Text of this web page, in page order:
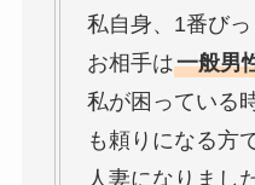
私自身、1番びっ
お相手は一般男
私が困っている
も頼りになる方
人妻になりまし